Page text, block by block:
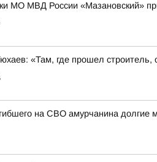
МО МВД России «Мазановский»
«Там, где прошел строитель,
на СВО амурчанина долгие